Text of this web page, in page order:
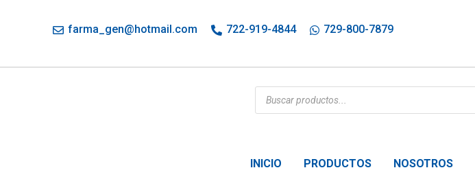
farma_gen@hotmail.com 722-919-4844 729-800-7879
Búsqueda
de
productos
INICIO PRODUCTOS NOSOTROS